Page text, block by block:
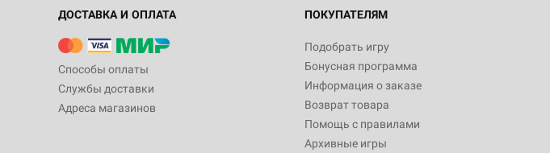
ДОСТАВКА И ОПЛАТА
Способы оплаты
Службы доставки
Адреса магазинов
ПОКУПАТЕЛЯМ
Подобрать игру
Бонусная программа
Информация о заказе
Возврат товара
Помощь с правилами
Архивные игры